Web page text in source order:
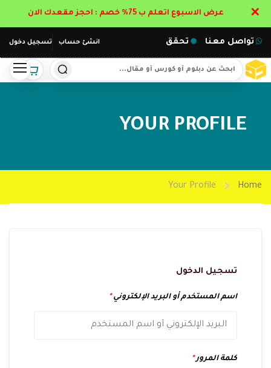
انشئ حساب تسجيل دخول تواصل معنا تحقق
YOUR PROFILE
Home
Your Profile
تسجيل الدخول
اسم المستخدم أو البريد الإلكتروني*
كلمة المرور*
عرض الاسبوع اتعلم ب 75% خصم : احجز مقعدك الان ✕